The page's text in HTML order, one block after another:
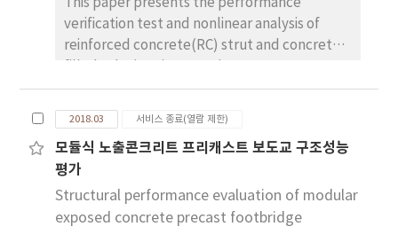
This paper presents the performance
verification test and nonlinear analysis of
reinforced concrete(RC) strut and concrete
concrete(SC; high strength concrete) for
bridges. Reinforce concrete strut as well as
CFT strut are poured by 80MPa characteristic
strength and CFT strut are used steel pipe
with 400 MPa yield strength. Test specimen
are manufactured 3 types of strut that 2
types of RC strut and 1 type of CFT strut.
2018.03 서비스 종료(열람 제한)
모듈식 노출콘크리트 프리캐스트 보도교 구조성능
평가
Structural performance evaluation of modular
exposed concrete precast footbridge